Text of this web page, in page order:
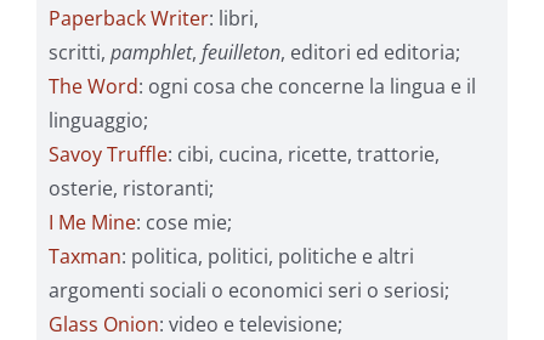
Paperback Writer: libri,
scritti, pamphlet, feuilleton, editori ed editoria;
The Word: ogni cosa che concerne la lingua e il
linguaggio;
Savoy Truffle: cibi, cucina, ricette, trattorie,
osterie, ristoranti;
I Me Mine: cose mie;
Taxman: politica, politici, politiche e altri
argomenti sociali o economici seri o seriosi;
Glass Onion: video e televisione;